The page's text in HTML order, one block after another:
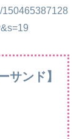
150465387128
サンド】